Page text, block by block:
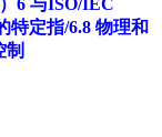
6 与ISO/IEC
特定指/6.8 物理和
制